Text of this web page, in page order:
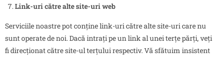
Link-uri către alte site-uri web
Serviciile noastre pot conține link-uri către alte site-uri care nu
sunt operate de noi. Dacă intrați pe un link al unei terțe părți, veți
fi direcționat către site-ul terțului respectiv. Vă sfătuim insistent